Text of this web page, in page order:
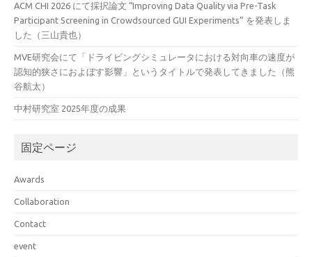
ACM CHI 2026 にて採択論文 “Improving Data Quality via Pre-Task
Participant Screening in Crowdsourced GUI Experiments” を発表しま
した（三山貴也）
MVE研究会にて「ドライビングシミュレータにおける対向車の速度が
認知的狭さにおよぼす影響」というタイトルで発表してきました（熊
谷航太）
中村研究室 2025年度の成果
固定ページ
Awards
Collaboration
Contact
event